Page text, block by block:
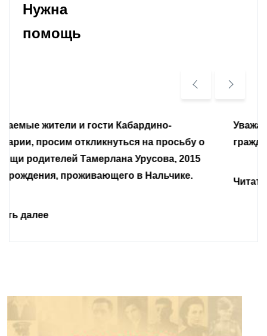
Нужна
помощь
Уважаемые земляки и все неравнодушные
граждане.
Читать далее